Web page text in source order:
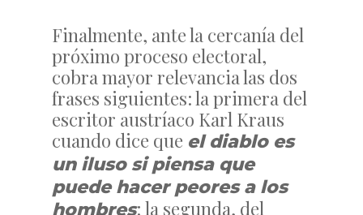
Finalmente, ante la cercanía del
próximo proceso electoral,
cobra mayor relevancia las dos
frases siguientes: la primera del
escritor austríaco Karl Kraus
cuando dice que el diablo es
un iluso si piensa que
puede hacer peores a los
hombres; la segunda, del